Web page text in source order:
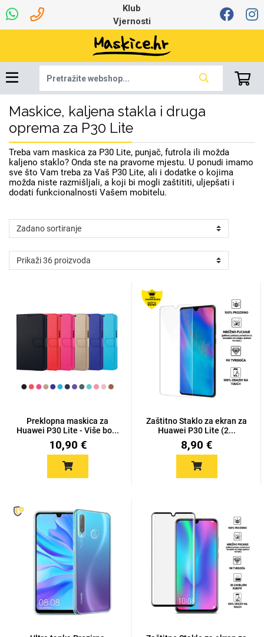
Klub
Vjernosti
Maskice, kaljena stakla i druga
oprema za P30 Lite
Treba vam maskica za P30 Lite, punjač, futrola ili možda
kaljeno staklo? Onda ste na pravome mjestu. U ponudi imamo
sve što Vam treba za Vaš P30 Lite, ali i dodatke o kojima
možda niste razmišljali, a koji bi mogli zaštititi, uljepšati i
dodati funkcionalnosti Vašem mobitelu.
Preklopna maskica za
Huawei P30 Lite - Više bo...
10,90 €
Zaštitno Staklo za ekran za
Huawei P30 Lite (2...
8,90 €
Dinamo maskice za
mobitel
Robotski usisavači Stolne lampe
Najprodavanije -
TOP 100
Šarene maskice
Ljetna kolekcija Proljetna kolekcija
Šaljivi motivi
Croatos
Najprodavanije -
Sleng Feel Good
Samsung
Xiaomi Punjači za mobitel
Univerzalne futrole i
maskice
Preklopne maskice
Univerzalna oprema
za tablet
7.0 - 8.0 inča 8.0 - 9.0 inča
Oprema za Lenovo
Apple Samsung
Sony
Igračke i ostalo
Selfie Stick Držači za auto
Držači za ruku
Ostali držači
Punjači Bežični punjači
HDMI kabel
AUX kablovi Adapteri za mobitel
Mikrofoni Bluetooth slušalice
HI-FI linije
Pametni Satovi
Memorije i
memorijske kartice
Oprema za Smart
Watch
Auto Kamere
Podloga za miš Tipkovnice i miševi
mikrofoni
Punjači za laptope
Hladnjaci za laptop
Ruksaci i torbice Razno